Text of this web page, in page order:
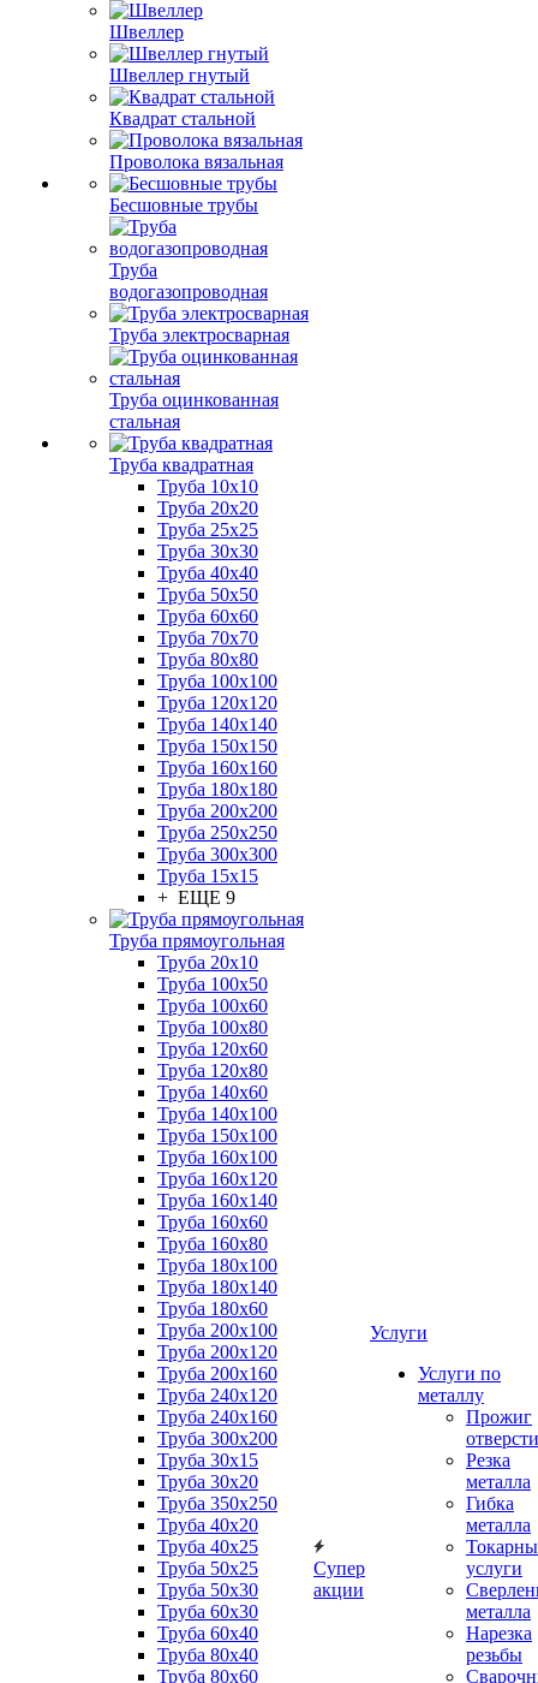
Швеллер
Швеллер гнутый
Квадрат стальной
Проволока вязальная
Бесшовные трубы
Труба
водогазопроводная
Труба электросварная
Труба оцинкованная
стальная
Труба квадратная
Труба 10x10
Труба 20x20
Труба 25x25
Труба 30x30
Труба 40x40
Труба 50x50
Труба 60x60
Труба 70x70
Труба 80x80
Труба 100x100
Труба 120x120
Труба 140x140
Труба 150x150
Труба 160x160
Труба 180x180
Труба 200x200
Труба 250x250
Труба 300x300
Труба 15x15
+ ЕЩЕ 9
Труба прямоугольная
Труба 20x10
Труба 100x50
Труба 100x60
Труба 100x80
Труба 120x60
Труба 120x80
Труба 140x60
Труба 140x100
Труба 150x100
Труба 160x100
Труба 160x120
Труба 160x140
Труба 160x60
Труба 160x80
Труба 180x100
Труба 180x140
Труба 180x60
Труба 200x100
Труба 200x120
Труба 200x160
Труба 240x120
Труба 240x160
Труба 300x200
Труба 30x15
Труба 30x20
Труба 350x250
Труба 40x20
Труба 40x25
Труба 50x25
Труба 50x30
Труба 60x30
Труба 60x40
Труба 80x40
Труба 80x60
Супер
акции
Услуги
Услуги по
металлу
Прожиг
Резка
металла
Гибка
металла
услуги
металла
Нарезка
резьбы